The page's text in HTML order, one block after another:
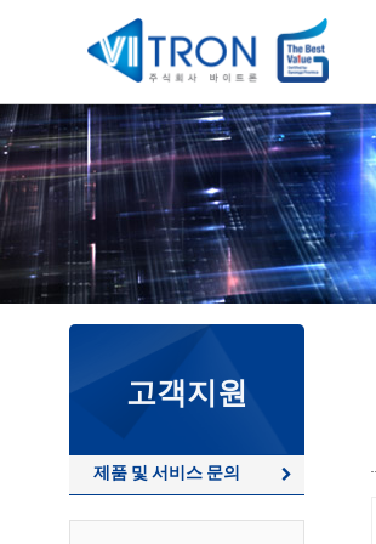
고객지원
제품 및 서비스 문의